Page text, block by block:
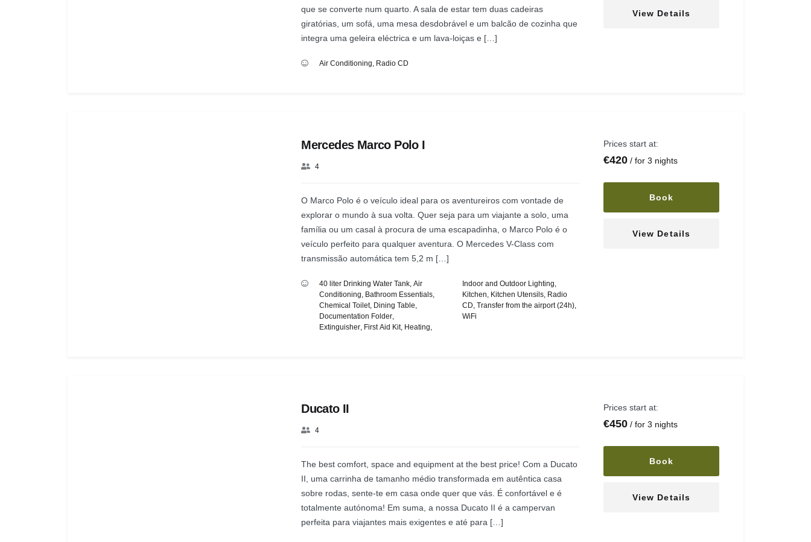
que se converte num quarto. A sala de estar tem duas cadeiras
giratórias, um sofá, uma mesa desdobrável e um balcão de cozinha que
integra uma geleira eléctrica e um lava-loiças e […]
Air Conditioning, Radio CD
View Details
Mercedes Marco Polo I
4
O Marco Polo é o veículo ideal para os aventureiros com vontade de
explorar o mundo à sua volta. Quer seja para um viajante a solo, uma
família ou um casal à procura de uma escapadinha, o Marco Polo é o
veículo perfeito para qualquer aventura. O Mercedes V-Class com
transmissão automática tem 5,2 m […]
40 liter Drinking Water Tank,Air
Conditioning, Bathroom Essentials,
Chemical Toilet, Dining Table,
Documentation Folder,
Extinguisher, First Aid Kit, Heating,
Indoor and Outdoor Lighting,
Kitchen, Kitchen Utensils, Radio
CD, Transfer from the airport (24h),
WiFi
Prices start at:
€420 for 3 nights
Book
View Details
Ducato II
4
The best comfort, space and equipment at the best price! Com a Ducato
II, uma carrinha de tamanho médio transformada em autêntica casa
sobre rodas, sente-te em casa onde quer que vás. É confortável e é
totalmente autónoma! Em suma, a nossa Ducato II é a campervan
perfeita para viajantes mais exigentes e até para […]
Prices start at:
€450 for 3 nights
Book
View Details